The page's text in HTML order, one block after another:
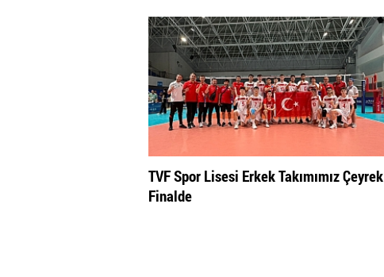
TVF Spor Lisesi Erkek Takımımız Çeyrek
Finalde